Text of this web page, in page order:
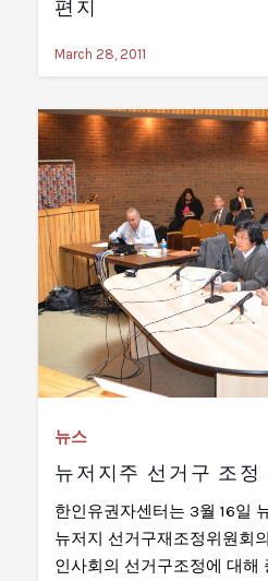
편지
March 28, 2011
뉴스
뉴저지주 선거구 조정
한인유권자센터는 3월 16일
뉴저지 선거구재조정위원회
인사회의 선거구조정에 대해